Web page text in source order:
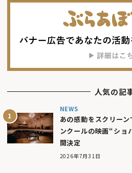
人気の記
NEWS
あの感動をスクリー
ンクールの映画“ショ
開決定
2026年7月31日